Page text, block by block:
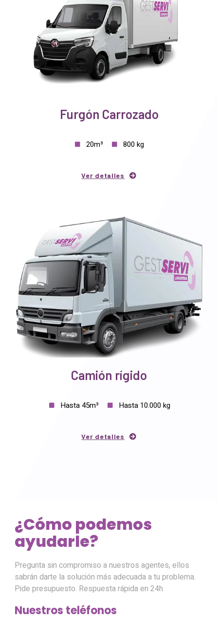
Furgón Carrozado
20m³ 800 kg
Ver detalles
Camión rígido
Hasta 45m³ Hasta 10.000 kg
Ver detalles
¿Cómo podemos
ayudarle?
Pregunta sin compromiso a nuestros agentes, ellos
sabrán darte la solución más adecuada a tu problema.
Pide presupuesto. Respuesta rápida en 24h
Nuestros teléfonos